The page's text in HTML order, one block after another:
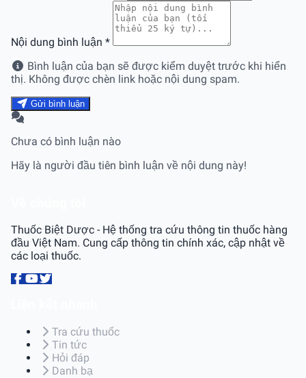
Nội dung bình luận *
Bình luận của bạn sẽ được kiểm duyệt trước khi hiển
thị. Không được chèn link hoặc nội dung spam.
Gửi bình luận
Chưa có bình luận nào
Hãy là người đầu tiên bình luận về nội dung này!
Thuốc Biệt Dược - Hệ thống tra cứu thông tin thuốc hàng
đầu Việt Nam. Cung cấp thông tin chính xác, cập nhật về
các loại thuốc.
Tra cứu thuốc
Tin tức
Hỏi đáp
Danh bạ